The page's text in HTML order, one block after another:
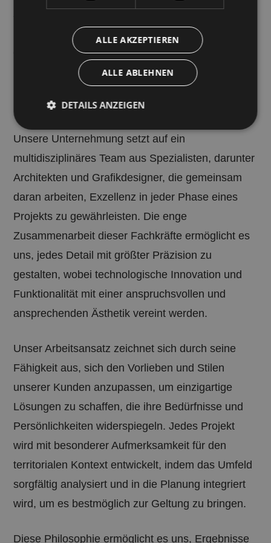
anfrage
info@spaconsulting.it
Präzision mit visueller Klarheit und unterstützt so
die Entscheidungsfindung auf allen Ebenen des
Design auf Maß
Unsere Unternehmung setzt auf ein
multidisziplinäres Team aus Spezialisten, darunter
Architekten und Grafikdesigner, die gemeinsam
daran arbeiten, Exzellenz in jeder Phase eines
Projekts zu gewährleisten. Die enge
Zusammenarbeit dieser Fachkräfte ermöglicht es
uns, jedes Detail mit größter Präzision zu
gestalten, wobei technologische Innovation und
Funktionalität mit einer anspruchsvollen und
ansprechenden Ästhetik vereint werden.
Unser Arbeitsansatz zeichnet sich durch seine
Fähigkeit aus, sich den Vorlieben und Stilen
unserer Kunden anzupassen, um einzigartige
Lösungen zu schaffen, die ihre Bedürfnisse und
Persönlichkeiten widerspiegeln. Jedes Projekt
wird mit besonderer Aufmerksamkeit für den
territorialen Kontext entwickelt, indem das Umfeld
sorgfältig analysiert und in die Planung integriert
wird, um es bestmöglich zur Geltung zu bringen.
Diese Philosophie ermöglicht es uns, Ergebnisse
ALLE AKZEPTIEREN
ALLE ABLEHNEN
DETAILS ANZEIGEN
Unbedingt erforderlich
Performance
Unbedingt erforderliche Cookies ermöglichen
wesentliche Kernfunktionen der Website wie die
Benutzeranmeldung und die Kontoverwaltung.
Ohne die unbedingt erforderlichen Cookies kann die
Website nicht ordnungsgemäß verwendet werden.
Name
Anbieter / Domäne
CookieScript
www.spaconsulting.it
[abcdef0123456789]
{32}
www.spaconsulting.it Sitzung
Name Anbieter / Domäne Ablaufdatum
Google LLC
.spaconsulting.it
1 Jahr 1
Monat
Name
Anbieter /
Domäne
Ablaufdatum Beschreibung
Inc.
Wochen
Facebook
Google-
Datenschutzerklärung